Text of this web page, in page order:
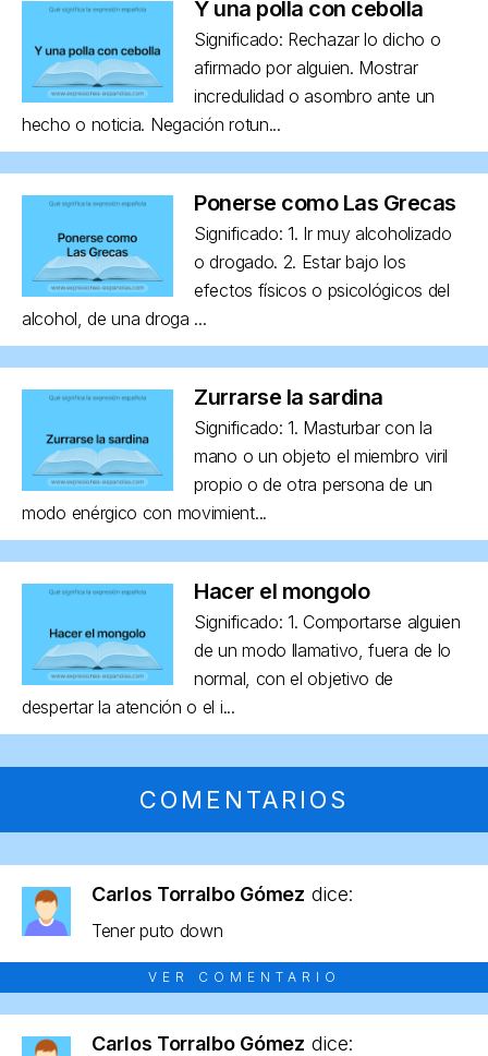
Y una polla con cebolla
Significado: Rechazar lo dicho o
afirmado por alguien. Mostrar
incredulidad o asombro ante un
hecho o noticia. Negación rotun...
Ponerse como Las Grecas
Significado: 1. Ir muy alcoholizado
o drogado. 2. Estar bajo los
efectos físicos o psicológicos del
alcohol, de una droga ...
Zurrarse la sardina
Significado: 1. Masturbar con la
mano o un objeto el miembro viril
propio o de otra persona de un
modo enérgico con movimient...
Hacer el mongolo
Significado: 1. Comportarse alguien
de un modo llamativo, fuera de lo
normal, con el objetivo de
despertar la atención o el i...
COMENTARIOS
Carlos Torralbo Gómez dice:
Tener puto down
VER COMENTARIO
Carlos Torralbo Gómez dice: